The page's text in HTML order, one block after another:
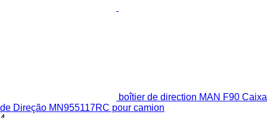
boîtier de direction MAN F90 Caixa
de Direção MN955117RC pour camion